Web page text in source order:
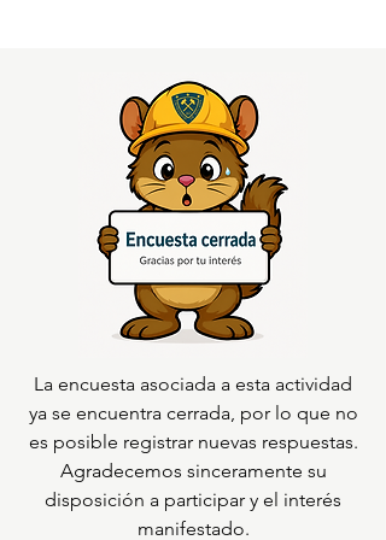
La encuesta asociada a esta actividad
ya se encuentra cerrada, por lo que no
es posible registrar nuevas respuestas.
Agradecemos sinceramente su
disposición a participar y el interés
manifestado.